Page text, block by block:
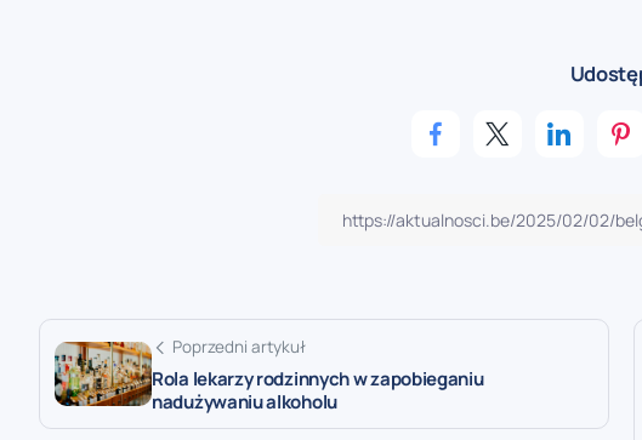
Poprzedni artykuł
Rola lekarzy rodzinnych w zapobieganiu
nadużywaniu alkoholu